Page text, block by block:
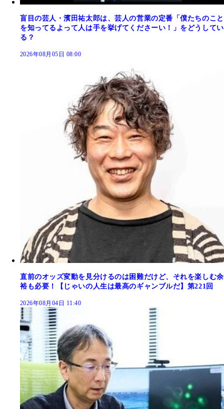
盲目の芸人・濱田祐太郎は、芸人の営業の定番「僕たちのこと
を知ってるよって人は手を挙げてくださーい！」をどうしてい
る？
2026年08月05日 08:00
直前のオッズ変動を見分けるのは困難だけど、それを楽しむ余
裕も必要！【じゃいの人生は最高のギャンブルだ】第221回
2026年08月04日 11:40